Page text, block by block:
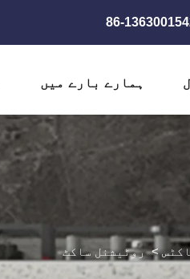
ہمارے بارے میں
>روٹیشنل ساکٹ